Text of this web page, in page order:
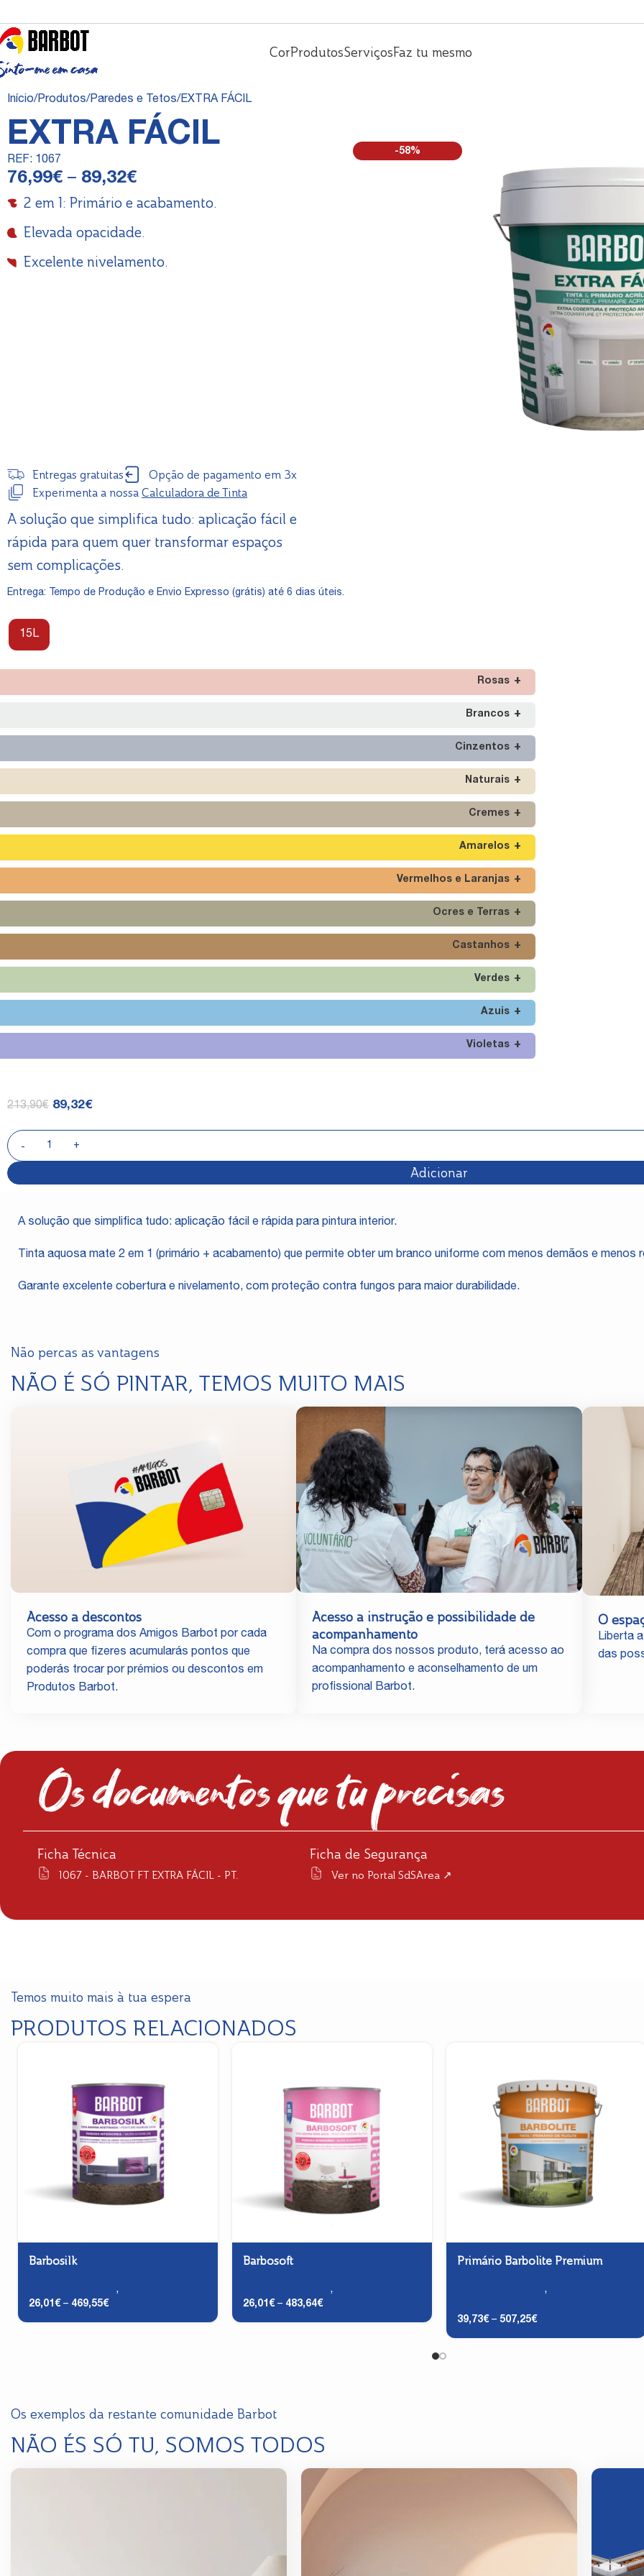
CorProdutosServiçosFaz tu mesmo
Início Produtos Paredes e Tetos EXTRA FÁCIL
EXTRA FÁCIL
REF: 1067
76,99€ – 89,32€
2 em 1: Primário e acabamento.
Elevada opacidade.
Excelente nivelamento.
Entregas gratuitas
Opção de pagamento em 3x
Experimenta a nossa Calculadora de Tinta
A solução que simplifica tudo: aplicação fácil e
rápida para quem quer transformar espaços
sem complicações.
Entrega: Tempo de Produção e Envio Expresso (grátis) até 6 dias úteis.
-58%
15L
Rosas
Brancos
Cinzentos
Naturais
Cremes
Amarelos
Vermelhos e Laranjas
Ocres e Terras
Castanhos
Verdes
Azuis
Violetas
213,90€ 89,32€
Adicionar
A solução que simplifica tudo: aplicação fácil e rápida para pintura interior.
Tinta aquosa mate 2 em 1 (primário + acabamento) que permite obter um branco uniforme com menos demãos e menos
Garante excelente cobertura e nivelamento, com proteção contra fungos para maior durabilidade.
Não percas as vantagens
NÃO É SÓ PINTAR, TEMOS MUITO MAIS
Acesso a descontos
Com o programa dos Amigos Barbot por cada
compra que fizeres acumularás pontos que
poderás trocar por prémios ou descontos em
Produtos Barbot.
Acesso a instrução e possibilidade de
acompanhamento
Na compra dos nossos produto, terá acesso ao
acompanhamento e aconselhamento de um
profissional Barbot.
O
Liberta
das
Os documentos que tu precisas
Ficha Técnica
1067 - BARBOT FT EXTRA FÁCIL - PT.
Ficha de Segurança
Ver no Portal SdSArea ↗
Temos muito mais à tua espera
PRODUTOS RELACIONADOS
Barbosilk
,
26,01€ – 469,55€
Barbosoft
,
26,01€ – 483,64€
Primário Barbolite Premium
,
39,73€ – 507,25€
Os exemplos da restante comunidade Barbot
NÃO ÉS SÓ TU, SOMOS TODOS